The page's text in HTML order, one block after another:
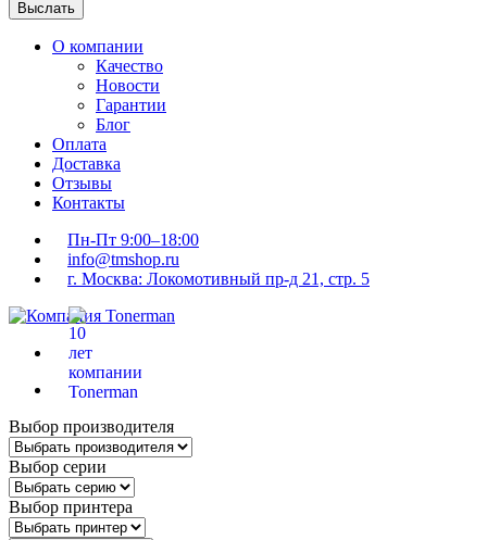
О компании
Качество
Новости
Гарантии
Блог
Оплата
Доставка
Отзывы
Контакты
Пн-Пт 9:00–18:00
info@tmshop.ru
г. Москва: Локомотивный пр-д 21, стр. 5
Выбор производителя
Выбор серии
Выбор принтера